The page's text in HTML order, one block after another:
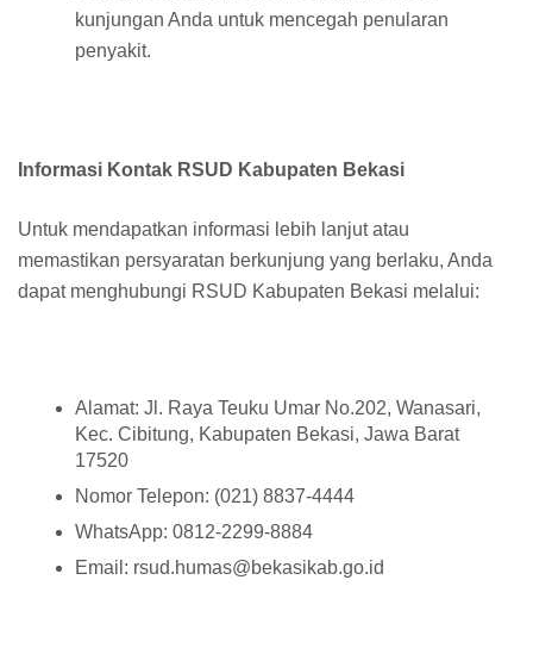
kunjungan Anda untuk mencegah penularan
penyakit.
Informasi Kontak RSUD Kabupaten Bekasi
Untuk mendapatkan informasi lebih lanjut atau
memastikan persyaratan berkunjung yang berlaku, Anda
dapat menghubungi RSUD Kabupaten Bekasi melalui:
Alamat: Jl. Raya Teuku Umar No.202, Wanasari,
Kec. Cibitung, Kabupaten Bekasi, Jawa Barat
17520
Nomor Telepon: (021) 8837-4444
WhatsApp: 0812-2299-8884
Email: rsud.humas@bekasikab.go.id